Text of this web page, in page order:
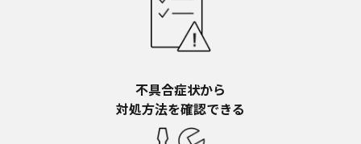
容や条件を変更する場合があります。あらかじめご了
明書について、ご購入のお客様以外からのお問い合わ
せにはお応えできない場合がありますことを、ご了承
不具合症状から​
対処方法を確認できる